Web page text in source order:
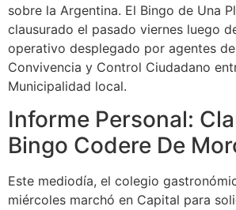
sobre la Argentina. El Bingo de Una
clausurado el pasado viernes luego
operativo desplegado por agentes
Convivencia y Control Ciudadano
Municipalidad local.
Informe Personal:
Bingo Codere De
Este mediodía, el colegio
miércoles marchó en Capital para